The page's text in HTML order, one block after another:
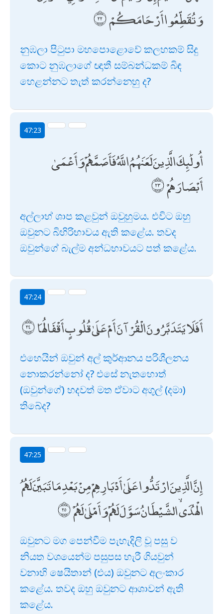
وَتُقَطِّعُوا أَرْحَامَكُمْ
නුඹලා පිටුපා මහපොළොවේ කලහකම් සිදු
කොට නුඹලාගේ ඥාතී සම්බන්ධකම් බිඳ
හෙළන්නට තැත් කරන්නෙහු ද?
47:23
أُولَٰئِكَ الَّذِينَ لَعَنَهُمُ اللَّهُ فَأَصَمَّهُمْ وَأَعْمَىٰ
أَبْصَارَهُمْ
අල්ලාහ් ශාප කළවුන් ඔවුහුමය. එවිට ඔහු
ඔවුනට බිහිරිභාවය ඇති කළේය. තවද
ඔවුන්ගේ බැල්ම අන්ධභාවයට පත් කළේය.
47:24
أَفَلَا يَتَدَبَّرُونَ الْقُرْآنَ أَمْ عَلَىٰ قُلُوبٍ أَقْفَالُهَا
එහෙයින් ඔවුන් අල් කුර්ආනය පරිශීලනය
නොකරන්නෝ ද? එසේ නැතහොත්
(ඔවුන්ගේ) හදවත් මත ඒවාට අගුල් (දමා)
තිබේද?
47:25
إِنَّ الَّذِينَ ارْتَدُّوا عَلَىٰ أَدْبَارِهِمْ مِنْ بَعْدِ مَا تَبَيَّنَ لَهُمُ
الْهُدَى ۙ الشَّيْطَانُ سَوَّلَ لَهُمْ وَأَمْلَىٰ لَهُمْ
ඔවුනට මග පෙන්වීම පැහැදිලි වූ පසු ව
නියත වශයෙන්ම පසුපස හැරී ගියවුන්
වනාහි ෂෙයිතාන් (එය) ඔවුනට අලංකාර
කළේය. තවද ඔහු ඔවුනට ආශාවන් ඇති
කළේය.